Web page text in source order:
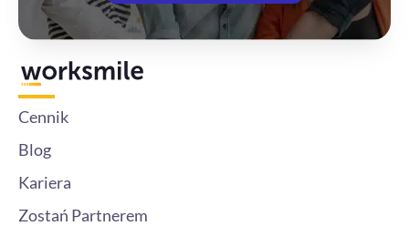
Cennik
Blog
Kariera
Zostań Partnerem